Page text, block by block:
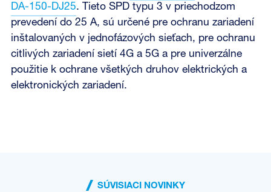
DA-150-DJ25. Tieto SPD typu 3 v priechodzom
prevedení do 25 A, sú určené pre ochranu zariadení
inštalovaných v jednofázových sieťach, pre ochranu
citlivých zariadení sietí 4G a 5G a pre univerzálne
použitie k ochrane všetkých druhov elektrických a
elektronických zariadení.
SÚVISIACI NOVINKY